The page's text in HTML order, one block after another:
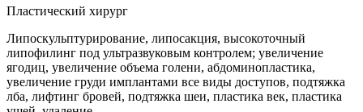
Пластический хирург
Липоскульптурирование, липосакция, высокоточный
липофилинг под ультразвуковым контролем; увеличение
ягодиц, увеличение объема голени, абдоминопластика,
увеличение груди имплантами все виды доступов, подтяжка
лба, лифтинг бровей, подтяжка шеи, пластика век, пластика